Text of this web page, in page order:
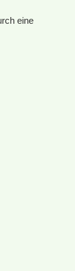
eine